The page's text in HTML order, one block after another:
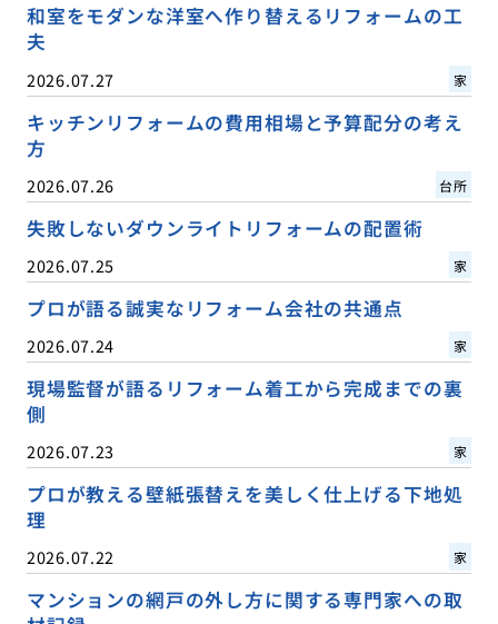
和室をモダンな洋室へ作り替えるリフォームの工
夫
2026.07.27 家
キッチンリフォームの費用相場と予算配分の考え
方
2026.07.26 台所
失敗しないダウンライトリフォームの配置術
2026.07.25 家
プロが語る誠実なリフォーム会社の共通点
2026.07.24 家
現場監督が語るリフォーム着工から完成までの裏
側
2026.07.23 家
プロが教える壁紙張替えを美しく仕上げる下地処
理
2026.07.22 家
マンションの網戸の外し方に関する専門家への取